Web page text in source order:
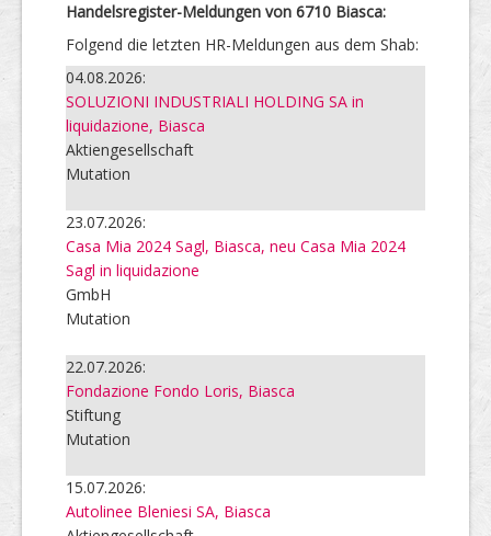
Handelsregister-Meldungen von 6710 Biasca:
Folgend die letzten HR-Meldungen aus dem Shab:
04.08.2026:
SOLUZIONI INDUSTRIALI HOLDING SA in
liquidazione, Biasca
Aktiengesellschaft
Mutation
23.07.2026:
Casa Mia 2024 Sagl, Biasca, neu Casa Mia 2024
Sagl in liquidazione
GmbH
Mutation
22.07.2026:
Fondazione Fondo Loris, Biasca
Stiftung
Mutation
15.07.2026:
Autolinee Bleniesi SA, Biasca